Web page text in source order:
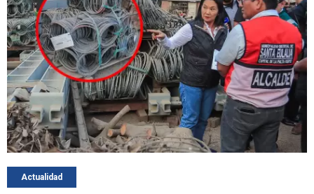
Actualidad